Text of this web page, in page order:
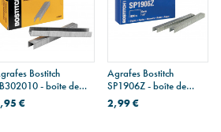
Bostitch
- boîte de
€
Agrafes Bostitch
SP1906Z - boîte de
5000
2,99 €